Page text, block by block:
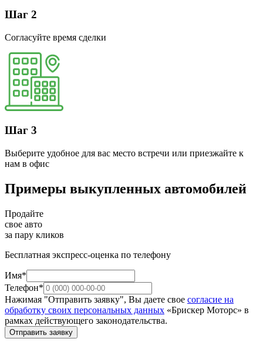
Шаг 2
Согласуйте время сделки
Шаг 3
Выберите удобное для вас место встречи или приезжайте к
нам в офис
Примеры выкупленных автомобилей
Продайте
свое авто
за пару кликов
Бесплатная экспресс-оценка по телефону
Имя*
Телефон*
Нажимая "Отправить заявку", Вы даете свое согласие на
обработку своих персональных данных «Брискер Моторс» в
рамках действующего законодательства.
Отправить заявку